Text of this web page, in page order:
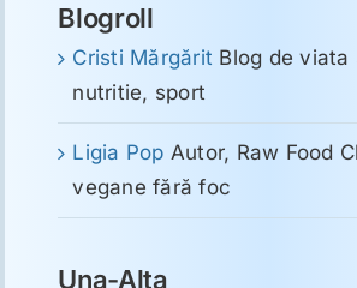
Blogroll
Cristi Mărgărit Blog de viata
nutritie, sport
Ligia Pop Autor, Raw Food
vegane fără foc
Una-Alta